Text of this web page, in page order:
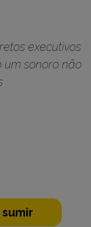
executivos
um sonoro não